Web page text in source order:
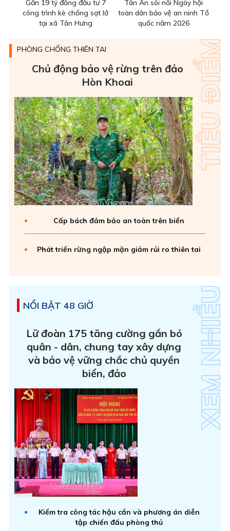
Gần 19 tỷ đồng đầu tư 7
công trình kè chống sạt lở
tại xã Tân Hưng
Tân Ân sôi nổi Ngày hội
toàn dân bảo vệ an ninh Tổ
quốc năm 2026
PHÒNG CHỐNG THIÊN TAI
Chủ động bảo vệ rừng trên đảo
Hòn Khoai
Cấp bách đảm bảo an toàn trên biển
Phát triển rừng ngập mặn giảm rủi ro thiên tai
NỔI BẬT 48 GIỜ
Lữ đoàn 175 tăng cường gắn bó
quân - dân, chung tay xây dựng
và bảo vệ vững chắc chủ quyền
biển, đảo
Kiểm tra công tác hậu cần và phương án diễn
tập chiến đấu phòng thủ